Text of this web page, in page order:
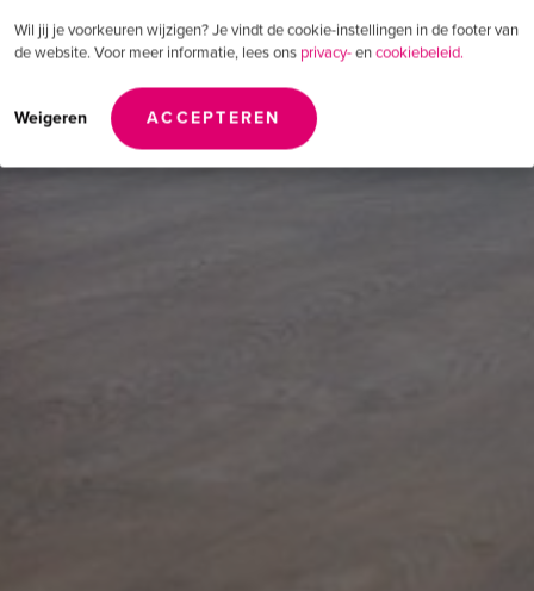
Wil jij je voorkeuren wijzigen? Je vindt de cookie-instellingen in de footer van
de website. Voor meer informatie, lees ons privacy-encookiebeleid.
Weigeren ACCEPTEREN